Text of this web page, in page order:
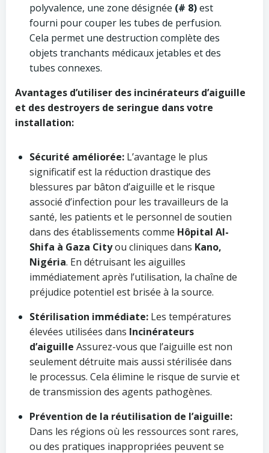
polyvalence, une zone désignée (# 8)est
fourni pour couper les tubes de perfusion.
Cela permet une destruction complète des
objets tranchants médicaux jetables et des
tubes connexes.
Avantages d’utiliser des incinérateurs d’aiguille
et des destroyers de seringue dans votre
installation:
Sécurité améliorée: L’avantage le plus
significatif est la réduction drastique des
blessures par bâton d’aiguille et le risque
associé d’infection pour les travailleurs de la
santé, les patients et le personnel de soutien
dans des établissements comme Hôpital Al-
Shifa à Gaza Cityou cliniques dans Kano,
Nigéria. En détruisant les aiguilles
immédiatement après l’utilisation, la chaîne de
préjudice potentiel est brisée à la source.
Stérilisation immédiate: Les températures
élevées utilisées dans Incinérateurs
d’aiguille Assurez-vous que l’aiguille est non
seulement détruite mais aussi stérilisée dans
le processus. Cela élimine le risque de survie et
de transmission des agents pathogènes.
Prévention de la réutilisation de l’aiguille:
Dans les régions où les ressources sont rares,
ou des pratiques inappropriées peuvent se